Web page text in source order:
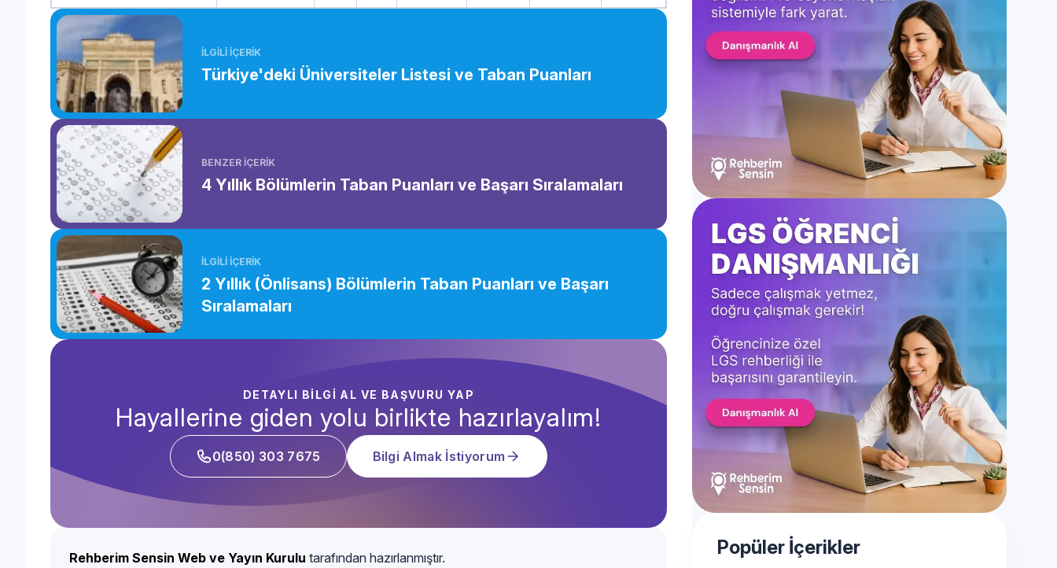
İLGİLİ İÇERİK
Türkiye'deki Üniversiteler Listesi ve Taban Puanları
BENZER İÇERİK
4 Yıllık Bölümlerin Taban Puanları ve Başarı Sıralamaları
İLGİLİ İÇERİK
2 Yıllık (Önlisans) Bölümlerin Taban Puanları ve Başarı
Sıralamaları
DETAYLI BİLGİ AL VE BAŞVURU YAP
Hayallerine giden yolu birlikte hazırlayalım!
0(850) 303 7675 Bilgi Almak İstiyorum
Rehberim Sensin Web ve Yayın Kurulu tarafından hazırlanmıştır.
Popüler İçerikler